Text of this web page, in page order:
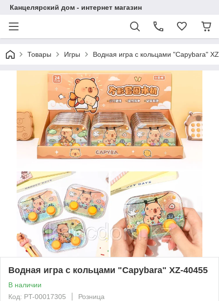
Канцелярский дом - интернет магазин
Товары Игры Водная игра с кольцами "Capybara"
Водная игра с кольцами "Capybara" XZ-40455
В наличии
Код: PT-00017305
Розница